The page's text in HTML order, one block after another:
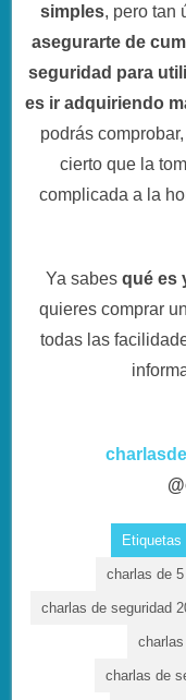
simples, pero tan
asegurarte de
seguridad para
es ir adquiriendo
podrás
cierto que la
complicada a la
Ya sabes qué es
quieres comprar
todas las
Etiquetas
charlas de
charlas de seguridad
charlas de